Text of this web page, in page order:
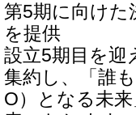
第5期に向けた
を提供
設立5期目を迎
集約し、「誰
O）となる未